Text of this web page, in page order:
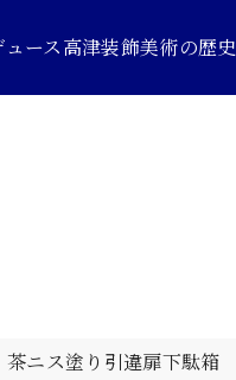
ース高津装飾美術の歴史
茶ニス塗り引違扉下駄箱